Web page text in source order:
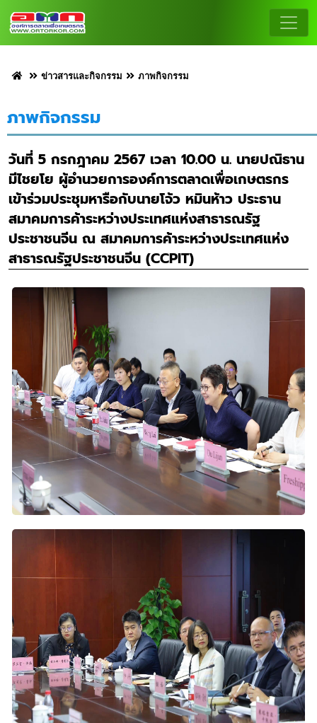
ข่าวสารและกิจกรรม ภาพกิจกรรม
ภาพกิจกรรม
วันที่ 5 กรกฎาคม 2567 เวลา 10.00 น. นายปณิธาน
มีไชยโย ผู้อำนวยการองค์การตลาดเพื่อเกษตรกร
เข้าร่วมประชุมหารือกับนายโจ้ว หมินห้าว ประธาน
สมาคมการค้าระหว่างประเทศแห่งสาธารณรัฐ
ประชาชนจีน ณ สมาคมการค้าระหว่างประเทศแห่ง
สาธารณรัฐประชาชนจีน (CCPIT)